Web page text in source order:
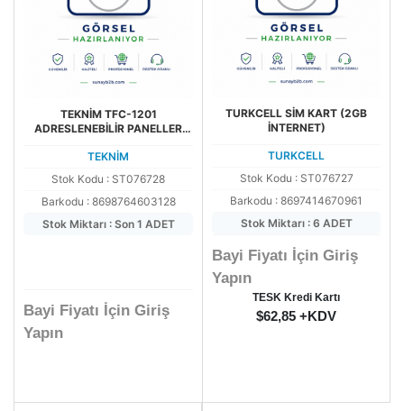
TEKNİM TFC-1201
ADRESLENEBİLİR PANELLER
TEKNİM
Stok Kodu : ST076728
Barkodu : 8698764603128
Stok Miktarı : Son 1 ADET
Bayi Fiyatı İçin Giriş
Yapın
TURKCELL SİM KART (2GB
İNTERNET)
TURKCELL
Stok Kodu : ST076727
Barkodu : 8697414670961
Stok Miktarı : 6 ADET
Bayi Fiyatı İçin Giriş
Yapın
TESK Kredi Kartı
$62,85 +KDV